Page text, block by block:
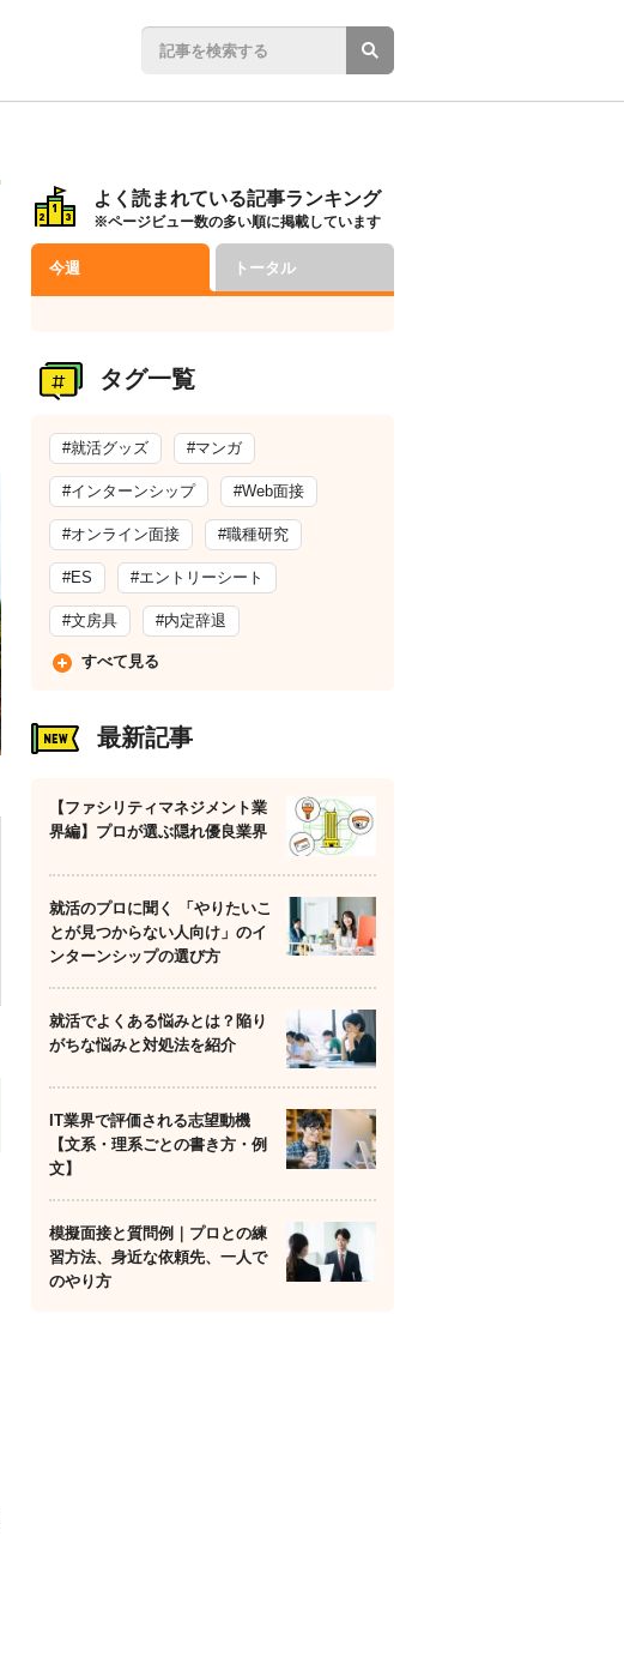
よく読まれている記事ランキング
※ページビュー数の多い順に掲載しています
今週 トータル
タグ一覧
#就活グッズ #マンガ
#インターンシップ #Web面接
#オンライン面接 #職種研究
#ES #エントリーシート
#文房具 #内定辞退
すべて見る
最新記事
【ファシリティマネジメント業
界編】プロが選ぶ隠れ優良業界
就活のプロに聞く 「やりたいこ
とが見つからない人向け」のイ
ンターンシップの選び方
就活でよくある悩みとは？陥り
がちな悩みと対処法を紹介
IT業界で評価される志望動機
【文系・理系ごとの書き方・例
文】
模擬面接と質問例｜プロとの練
習方法、身近な依頼先、一人で
のやり方